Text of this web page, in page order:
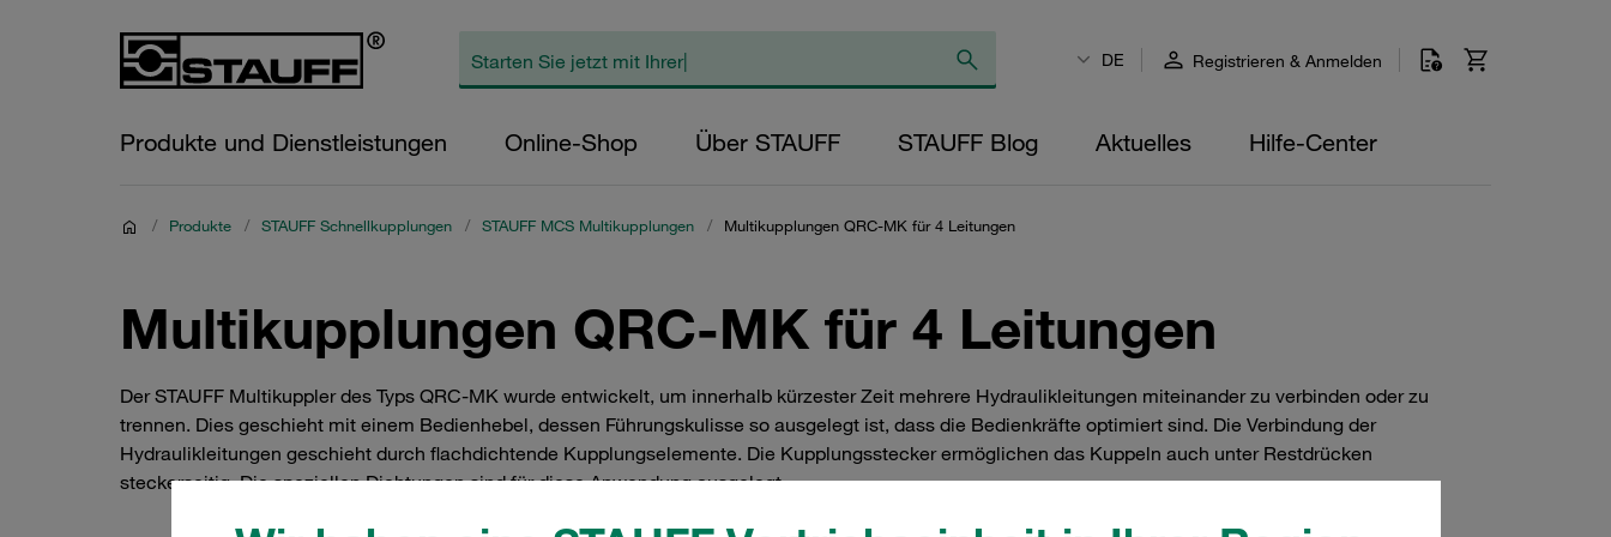
DE Registrieren & Anmelden
Produkte und Dienstleistungen Online-Shop Über STAUFF STAUFF Blog Aktuelles Hilfe-Center
/ Produkte / STAUFF Schnellkupplungen / STAUFF MCS Multikupplungen / Multikupplungen QRC-MK für 4 Leitungen
Multikupplungen QRC-MK für 4 Leitungen
Der STAUFF Multikuppler des Typs QRC-MK wurde entwickelt, um innerhalb kürzester Zeit mehrere Hydraulikleitungen miteinander zu verbinden oder zu
trennen. Dies geschieht mit einem Bedienhebel, dessen Führungskulisse so ausgelegt ist, dass die Bedienkräfte optimiert sind. Die Verbindung der
Hydraulikleitungen geschieht durch flachdichtende Kupplungselemente. Die Kupplungsstecker ermöglichen das Kuppeln auch unter Restdrücken
steckerseitig. Die speziellen Dichtungen sind für diese Anwendung ausgelegt.